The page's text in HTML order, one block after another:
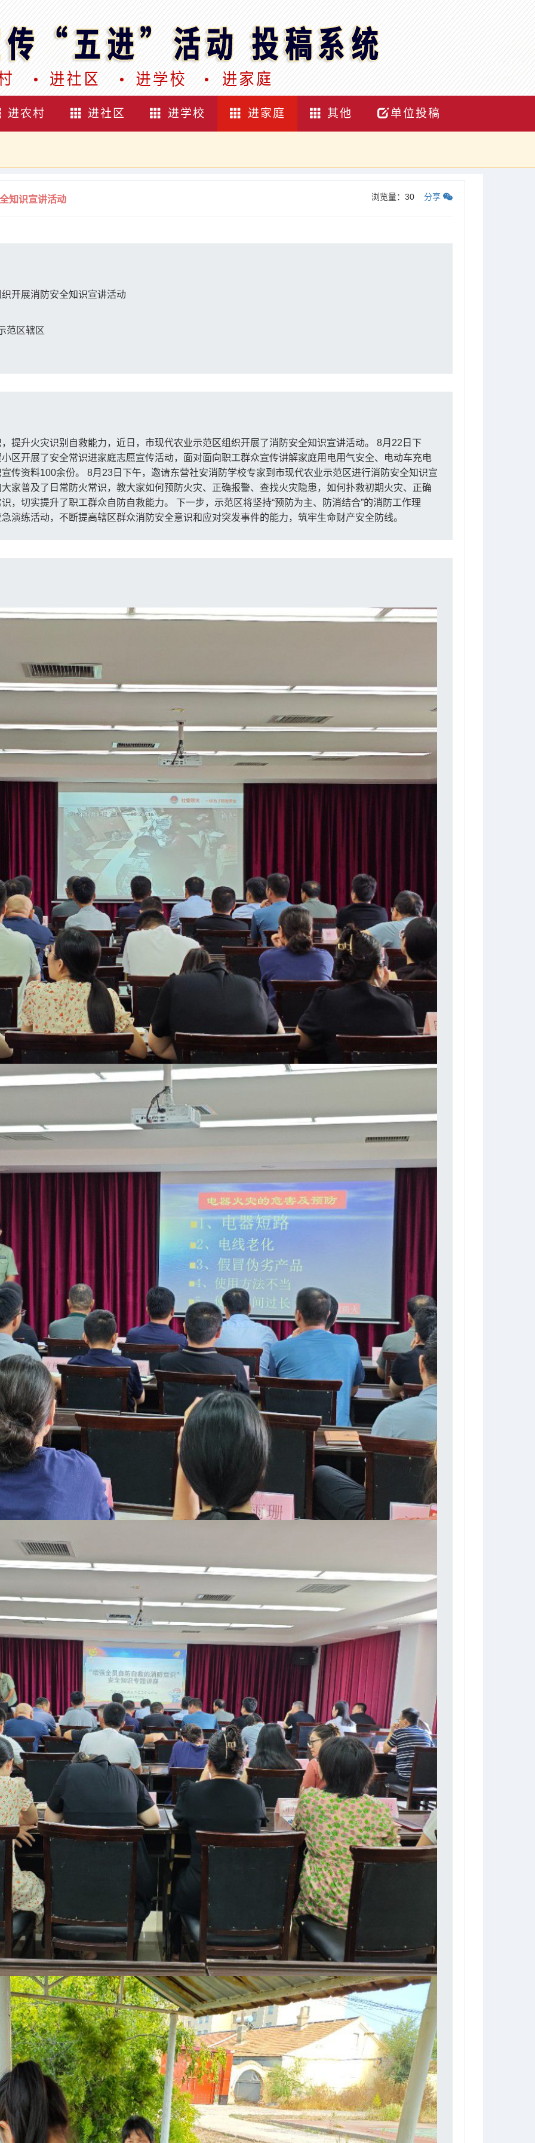
进农村 进社区 进学校 进家庭 其他 单位投稿
知识宣讲活动 浏览量： 30 分享
开展消防安全知识宣讲活动
范区辖区
提升火灾识别自救能力，近日，市现代农业示范区组织开展了消防安全知识宣讲活动。 8月22日下
区开展了安全常识进家庭志愿宣传活动，面对面向职工群众宣传讲解家庭用电用气安全、电动车充电
传资料100余份。 8月23日下午，邀请东营社安消防学校专家到市现代农业示范区进行消防安全知识宣
家普及了日常防火常识，教大家如何预防火灾、正确报警、查找火灾隐患，如何扑救初期火灾、正确
，切实提升了职工群众自防自救能力。 下一步，示范区将坚持“预防为主、防消结合”的消防工作理
演练活动，不断提高辖区群众消防安全意识和应对突发事件的能力，筑牢生命财产安全防线。